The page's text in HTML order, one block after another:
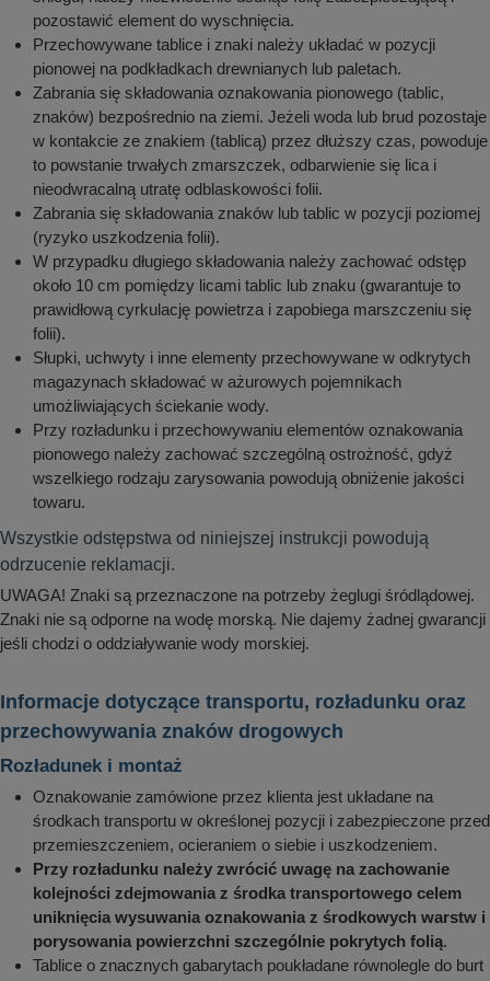
pozostawić element do wyschnięcia.
Przechowywane tablice i znaki należy układać w pozycji
pionowej na podkładkach drewnianych lub paletach.
Zabrania się składowania oznakowania pionowego (tablic,
znaków) bezpośrednio na ziemi. Jeżeli woda lub brud pozostaje
w kontakcie ze znakiem (tablicą) przez dłuższy czas, powoduje
to powstanie trwałych zmarszczek, odbarwienie się lica i
nieodwracalną utratę odblaskowości folii.
Zabrania się składowania znaków lub tablic w pozycji poziomej
(ryzyko uszkodzenia folii).
W przypadku długiego składowania należy zachować odstęp
około 10 cm pomiędzy licami tablic lub znaku (gwarantuje to
prawidłową cyrkulację powietrza i zapobiega marszczeniu się
folii).
Słupki, uchwyty i inne elementy przechowywane w odkrytych
magazynach składować w ażurowych pojemnikach
umożliwiających ściekanie wody.
Przy rozładunku i przechowywaniu elementów oznakowania
pionowego należy zachować szczególną ostrożność, gdyż
wszelkiego rodzaju zarysowania powodują obniżenie jakości
towaru.
Wszystkie odstępstwa od niniejszej instrukcji powodują
odrzucenie reklamacji.
UWAGA! Znaki są przeznaczone na potrzeby żeglugi śródlądowej.
Znaki nie są odporne na wodę morską. Nie dajemy żadnej gwarancji
jeśli chodzi o oddziaływanie wody morskiej.
Informacje dotyczące transportu, rozładunku oraz
przechowywania znaków drogowych
Rozładunek i montaż
Oznakowanie zamówione przez klienta jest układane na
środkach transportu w określonej pozycji i zabezpieczone przed
przemieszczeniem, ocieraniem o siebie i uszkodzeniem.
Przy rozładunku należy zwrócić uwagę na zachowanie
kolejności zdejmowania z środka transportowego celem
uniknięcia wysuwania oznakowania z środkowych warstw i
porysowania powierzchni szczególnie pokrytych folią.
Tablice o znacznych gabarytach poukładane równolegle do burt